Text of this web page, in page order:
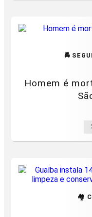
🚔
Homem é
🏘️